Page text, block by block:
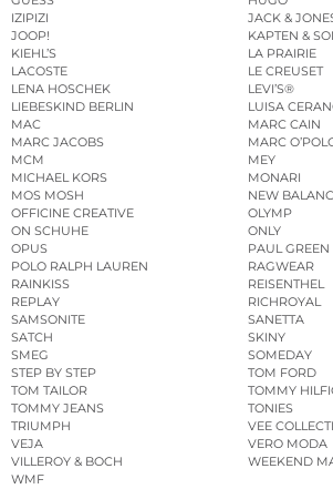
IZIPIZI
JACK &
JOOP!
KAPTEN &
KIEHL’S
LA PRAIRIE
LACOSTE
LE CREUSET
LENA HOSCHEK
LEVI’S®
LIEBESKIND BERLIN
LUISA
MAC
MARC CAIN
MARC JACOBS
MARC
MCM
MEY
MICHAEL KORS
MONARI
MOS MOSH
NEW
OFFICINE CREATIVE
OLYMP
ON SCHUHE
ONLY
OPUS
PAUL GREEN
POLO RALPH LAUREN
RAGWEAR
RAINKISS
REISENTHEL
REPLAY
RICHROYAL
SAMSONITE
SANETTA
SATCH
SKINY
SMEG
SOMEDAY
STEP BY STEP
TOM FORD
TOM TAILOR
TOMMY
TOMMY JEANS
TONIES
TRIUMPH
VEE
VEJA
VERO MODA
VILLEROY & BOCH
WEEKEND
WMF